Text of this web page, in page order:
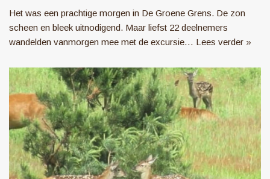
Het was een prachtige morgen in De Groene Grens. De zon
scheen en bleek uitnodigend. Maar liefst 22 deelnemers
wandelden vanmorgen mee met de excursie… Lees verder »